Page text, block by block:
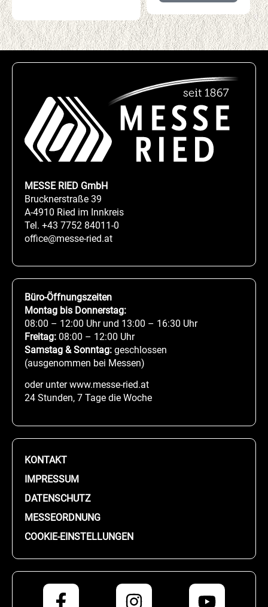
MESSE RIED GmbH
Brucknerstraße 39
A-4910 Ried im Innkreis
Tel. +43 7752 84011-0
office@messe-ried.at
Büro-Öffnungszeiten
Montag bis Donnerstag:
08:00 – 12:00 Uhr und 13:00 – 16:30 Uhr
Freitag: 08:00 – 12:00 Uhr
Samstag & Sonntag: geschlossen
(ausgenommen bei Messen)
oder unter www.messe-ried.at
24 Stunden, 7 Tage die Woche
KONTAKT
IMPRESSUM
DATENSCHUTZ
MESSEORDNUNG
COOKIE-EINSTELLUNGEN